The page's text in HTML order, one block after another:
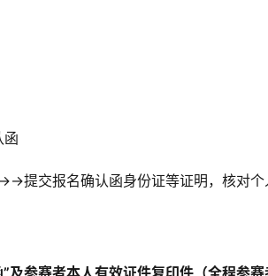
函
提交报名确认函身份证等证明，核对个